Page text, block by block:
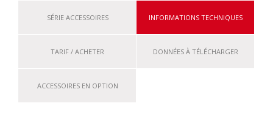
SÉRIE ACCESSOIRES INFORMATIONS TECHNIQUES
TARIF / ACHETER DONNÉES À TÉLÉCHARGER
ACCESSOIRES EN OPTION